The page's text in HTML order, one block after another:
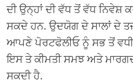
ਦੀ ਉਨ੍ਹਾਂ ਦੀ ਵੱਧ ਤੋਂ ਵੱਧ ਨਿਵੇਸ਼
ਸਕਦੇ ਹਨ. ਉਦਯੋਗ ਦੇ ਸਾਲਾਂ ਦੇ
ਆਪਣੇ ਪੋਰਟਫੋਲੀਓ ਨੂੰ ਸਭ ਤੋਂ
ਇਸ ਤੇ ਕੀਮਤੀ ਸਮਝ ਅਤੇ
ਸਕਦੀ ਹੈ.